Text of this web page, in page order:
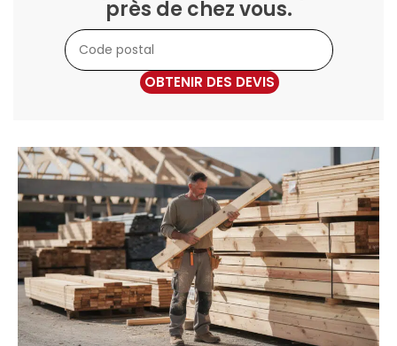
près de chez vous.
OBTENIR DES DEVIS